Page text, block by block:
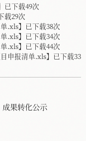
已下载49次
载29次
.xls】已下载38次
.xls】已下载34次
.xls】已下载44次
申报清单.xls】已下载33
果转化公示